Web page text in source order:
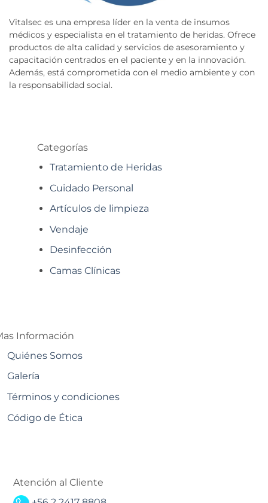
Vitalsec es una empresa líder en la venta de insumos
médicos y especialista en el tratamiento de heridas. Ofrece
productos de alta calidad y servicios de asesoramiento y
capacitación centrados en el paciente y en la innovación.
Además, está comprometida con el medio ambiente y con
la responsabilidad social.
Categorías
Tratamiento de Heridas
Cuidado Personal
Artículos de limpieza
Vendaje
Desinfección
Camas Clínicas
Información
Quiénes Somos
Galería
Términos y condiciones
Código de Ética
Atención al Cliente